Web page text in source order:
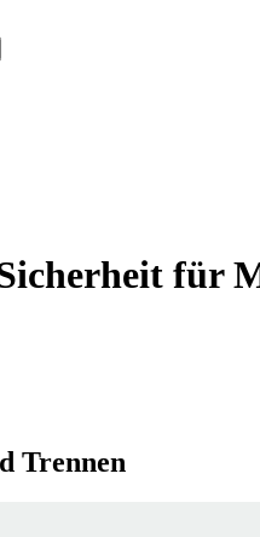
für
Trennen